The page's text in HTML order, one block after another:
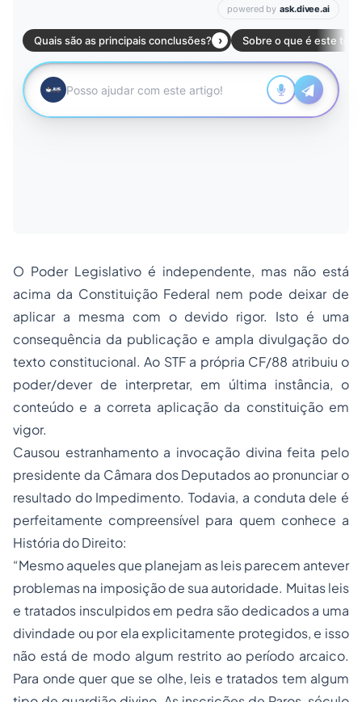
O Poder Legislativo é independente, mas não está
acima da Constituição Federal nem pode deixar de
aplicar a mesma com o devido rigor. Isto é uma
consequência da publicação e ampla divulgação do
texto constitucional. Ao STF a própria CF/88 atribuiu o
poder/dever de interpretar, em última instância, o
conteúdo e a correta aplicação da constituição em
vigor.
Causou estranhamento a invocação divina feita pelo
presidente da Câmara dos Deputados ao pronunciar o
resultado do Impedimento. Todavia, a conduta dele é
perfeitamente compreensível para quem conhece a
História do Direito:
“Mesmo aqueles que planejam as leis parecem antever
problemas na imposição de sua autoridade. Muitas leis
e tratados insculpidos em pedra são dedicados a uma
divindade ou por ela explicitamente protegidos, e isso
não está de modo algum restrito ao período arcaico.
Para onde quer que se olhe, leis e tratados tem algum